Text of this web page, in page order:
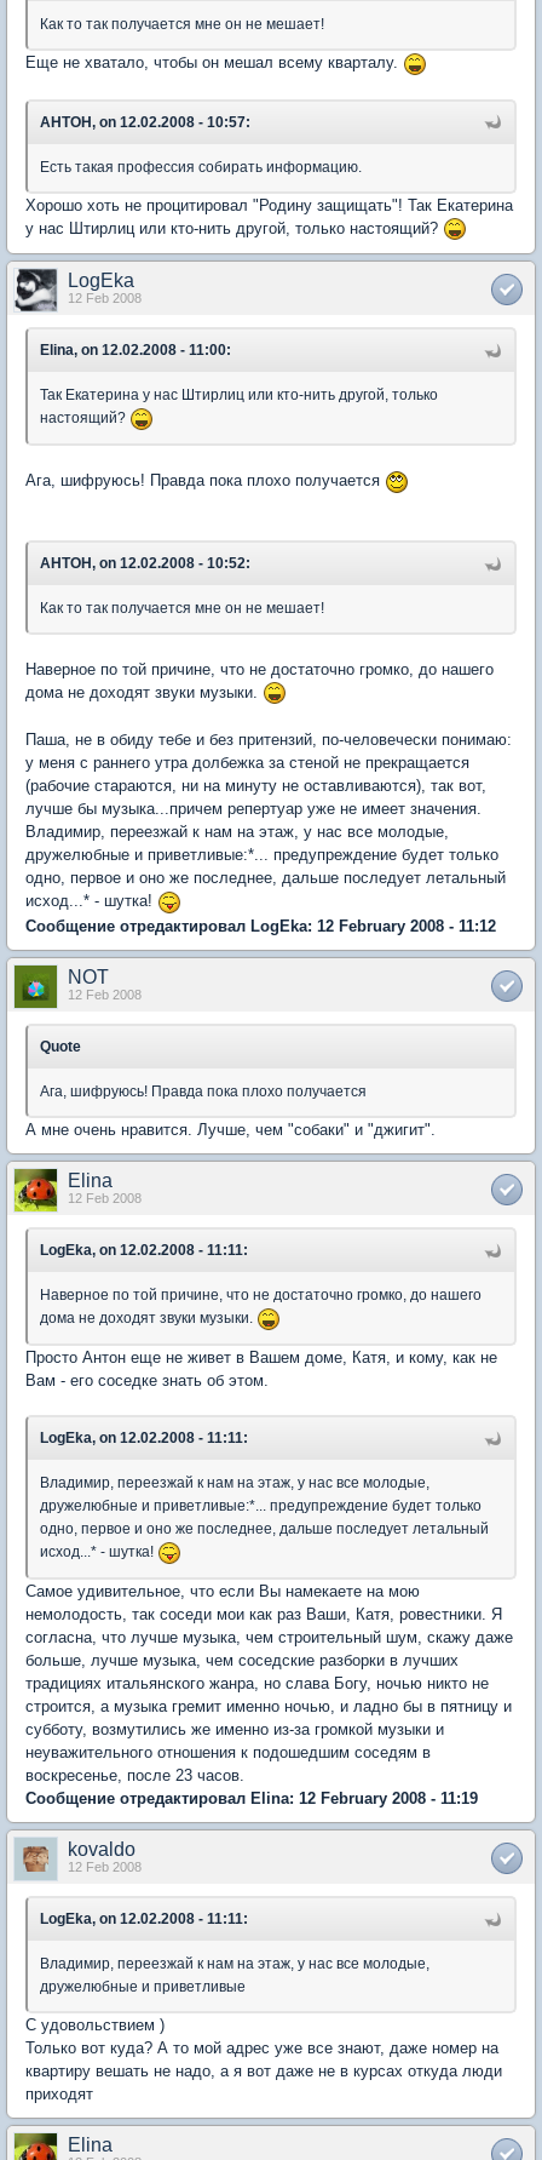
Как то так получается мне он не мешает!
Еще не хватало, чтобы он мешал всему кварталу.
AHTOH, on 12.02.2008 - 10:57:
Есть такая профессия собирать информацию.
Хорошо хоть не процитировал "Родину защищать"! Так Екатерина
у нас Штирлиц или кто-нить другой, только настоящий?
LogEka
12 Feb 2008
Elina, on 12.02.2008 - 11:00:
Так Екатерина у нас Штирлиц или кто-нить другой, только
настоящий?
Ага, шифруюсь! Правда пока плохо получается
AHTOH, on 12.02.2008 - 10:52:
Как то так получается мне он не мешает!
Наверное по той причине, что не достаточно громко, до нашего
дома не доходят звуки музыки.
Паша, не в обиду тебе и без притензий, по-человечески понимаю:
у меня с раннего утра долбежка за стеной не прекращается
(рабочие стараются, ни на минуту не оставливаются), так вот,
лучше бы музыка...причем репертуар уже не имеет значения.
Владимир, переезжай к нам на этаж, у нас все молодые,
дружелюбные и приветливые:*... предупреждение будет только
одно, первое и оно же последнее, дальше последует летальный
исход...* - шутка!
Сообщение отредактировал LogEka: 12 February 2008 - 11:12
NOT
12 Feb 2008
Quote
Ага, шифруюсь! Правда пока плохо получается
А мне очень нравится. Лучше, чем "собаки" и "джигит".
Elina
12 Feb 2008
LogEka, on 12.02.2008 - 11:11:
Наверное по той причине, что не достаточно громко, до нашего
дома не доходят звуки музыки.
Просто Антон еще не живет в Вашем доме, Катя, и кому, как не
Вам - его соседке знать об этом.
LogEka, on 12.02.2008 - 11:11:
Владимир, переезжай к нам на этаж, у нас все молодые,
дружелюбные и приветливые:*... предупреждение будет только
одно, первое и оно же последнее, дальше последует летальный
исход...* - шутка!
Самое удивительное, что если Вы намекаете на мою
немолодость, так соседи мои как раз Ваши, Катя, ровестники. Я
согласна, что лучше музыка, чем строительный шум, скажу даже
больше, лучше музыка, чем соседские разборки в лучших
традициях итальянского жанра, но слава Богу, ночью никто не
строится, а музыка гремит именно ночью, и ладно бы в пятницу и
субботу, возмутились же именно из-за громкой музыки и
неуважительного отношения к подошедшим соседям в
воскресенье, после 23 часов.
Сообщение отредактировал Elina: 12 February 2008 - 11:19
kovaldo
12 Feb 2008
LogEka, on 12.02.2008 - 11:11:
Владимир, переезжай к нам на этаж, у нас все молодые,
дружелюбные и приветливые
С удовольствием )
Только вот куда? А то мой адрес уже все знают, даже номер на
квартиру вешать не надо, а я вот даже не в курсах откуда люди
приходят
Elina